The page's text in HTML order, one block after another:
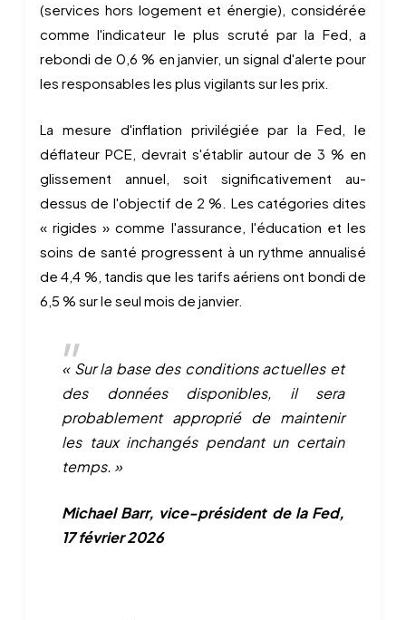
(services hors logement et énergie), considérée
comme l'indicateur le plus scruté par la Fed, a
rebondi de 0,6 % en janvier, un signal d'alerte pour
les responsables les plus vigilants sur les prix.
La mesure d'inflation privilégiée par la Fed, le
déflateur PCE, devrait s'établir autour de 3 % en
glissement annuel, soit significativement au-
dessus de l'objectif de 2 %. Les catégories dites
« rigides » comme l'assurance, l'éducation et les
soins de santé progressent à un rythme annualisé
de 4,4 %, tandis que les tarifs aériens ont bondi de
6,5 % sur le seul mois de janvier.
« Sur la base des conditions actuelles et
des données disponibles, il sera
probablement approprié de maintenir
les taux inchangés pendant un certain
temps. »
Michael Barr, vice-président de la Fed,
17 février 2026